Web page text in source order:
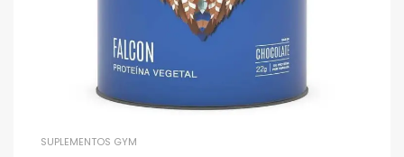
SUPLEMENTOS GYM